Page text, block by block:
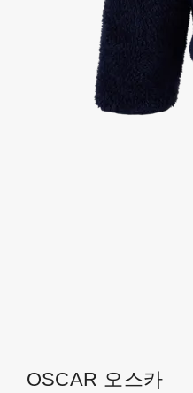
OSCAR 오스카